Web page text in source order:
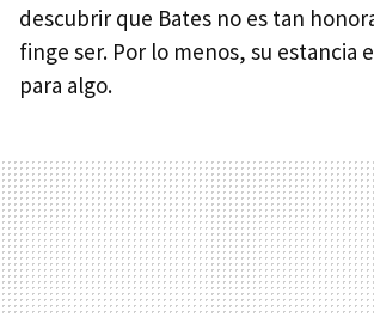
descubrir que Bates no es tan
finge ser. Por lo menos, su estancia
para algo.